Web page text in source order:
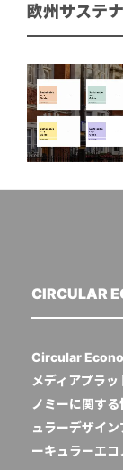
欧州サステ
CIRCULAR
Circular
メディアプラ
ノミーに関す
ュラーデザイ
ーキュラーエコ